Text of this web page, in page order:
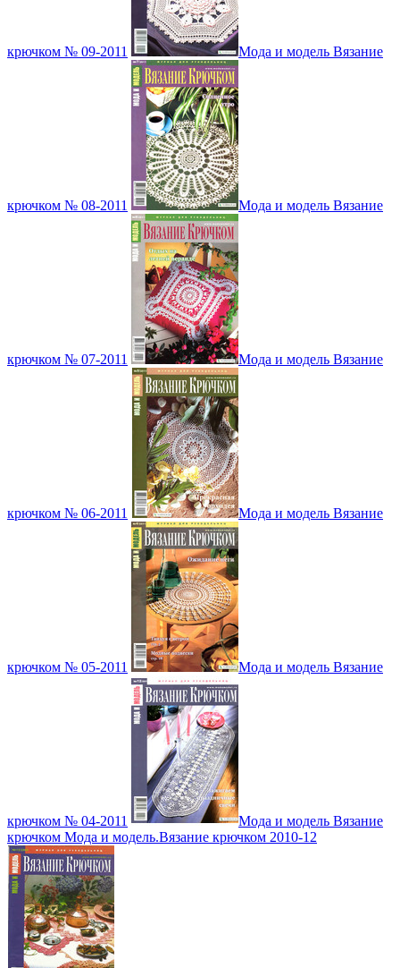
крючком № 09-2011 Мода и модель Вязание
крючком № 08-2011 Мода и модель Вязание
крючком № 07-2011 Мода и модель Вязание
крючком № 06-2011 Мода и модель Вязание
крючком № 05-2011 Мода и модель Вязание
крючком № 04-2011
Мода и модель Вязание
крючком Мода и модель.Вязание крючком 2010-12